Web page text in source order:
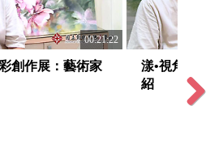
00:21:22
創作展：藝術家
漾•視角─
紹